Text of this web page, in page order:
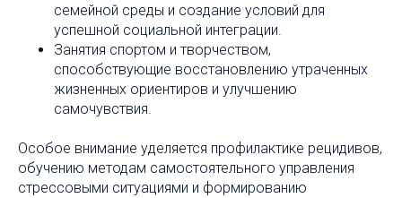
семейной среды и создание условий для
успешной социальной интеграции.
Занятия спортом и творчеством,
способствующие восстановлению утраченных
жизненных ориентиров и улучшению
самочувствия.
Особое внимание уделяется профилактике рецидивов,
обучению методам самостоятельного управления
стрессовыми ситуациями и формированию